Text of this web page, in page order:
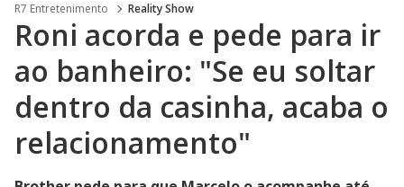
R7 Entretenimento Reality Show
Roni acorda e pede para ir
ao banheiro: "Se eu soltar
dentro da casinha, acaba o
relacionamento"